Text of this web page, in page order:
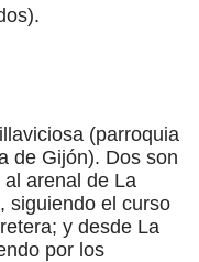
(parroquia
de Gijón). Dos son
arenal de La
siguiendo el curso
y desde La
por los